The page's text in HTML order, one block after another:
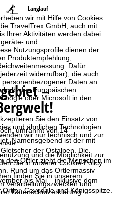
wir mit Hilfe von Cookies
TravelTrex GmbH, auch mit
Ihrer Aktivitäten werden dabei
und
Nutzungsprofile dienen der
Produktempfehlung,
Dafür
widerrufbar), die auch
Daten an
des Europäischen
oder Microsoft in den
Sie den Einsatz von
und ähnlichen Technologien.
wir nur technisch und zur
und die Möglichkeit zur
Sie in unsererCookie-Policy .
finden Sie in unserem
Verarbeitungszwecken und
Datenschutzerklärung.
Langlauf
–
umrahmt von 14
Namensgebend ist der mit
der Ostalpen. Die
den Ortler zieht die Menschen im
Rund um das Ortlermassiv
bis Mai – inklusive dem
Cevedale und Königsspitze.